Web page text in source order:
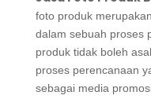
foto produk
dalam sebuah proses
produk tidak boleh
proses perencanaan
sebagai media